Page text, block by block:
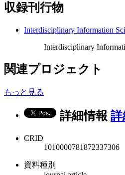
収録刊行物
Interdisciplinary Information
Interdisciplinary
関連プロジェクト
もっと見る
詳細情報 詳
CRID
1010000781872337306
資料種別